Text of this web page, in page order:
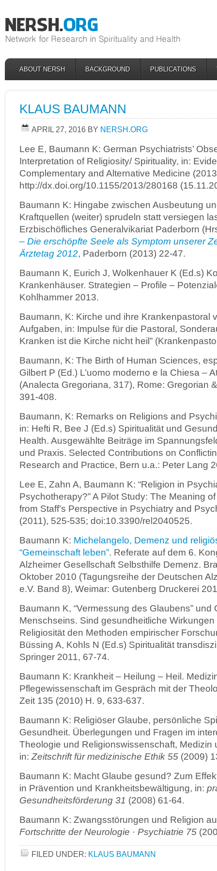
ABOUT NERSH BACKGROUND PUBLICATIONS
KLAUS BAUMANN
APRIL 27, 2016 BY NERSH.ORG
Lee E, Baumann K: German Psychiatrists’
Interpretation of Religiosity/ Spirituality, in:
Complementary and Alternative Medicine
http://dx.doi.org/10.1155/2013/280168
Baumann K: Hingabe zwischen Ausbeutung
Kraftquellen (weiter) sprudeln statt versiegen
Erzbischöfliches Generalvikariat Paderborn
– Die erschöpfte Seele als Symptom unserer
Ärztetag 2012, Paderborn (2013) 22-47.
Baumann K, Eurich J, Wolkenhauer K (Ed.s)
Krankenhäuser. Strategien – Profile –
Kohlhammer 2013.
Baumann, K: Kirche und ihre Krankenpastoral
Aufgaben, in: Impulse für die Pastoral,
Kranken ist die Kirche nicht heil”
Baumann, K: The Birth of Human Sciences,
Gilbert P (Ed.) L’uomo moderno e la Chiesa –
(Analecta Gregoriana, 317), Rome: Gregorian
391-408.
Baumann, K: Remarks on Religions and
in: Hefti R, Bee J (Ed.s) Spiritualität und
Health. Ausgewählte Beiträge im
und Praxis. Selected Contributions on
Research and Practice, Bern u.a.: Peter Lang
Lee E, Zahn A, Baumann K: “Religion in
Psychotherapy?” A Pilot Study: The Meaning
from Staff’s Perspective in Psychiatry and
(2011), 525-535; doi:10.3390/rel2040525.
Baumann K: Michelangelo, Demenz und
“Gemeinschaft leben”. Referate auf dem 6.
Alzheimer Gesellschaft Selbsthilfe Demenz.
Oktober 2010 (Tagungsreihe der Deutschen
e.V. Band 8), Weimar: Gutenberg Druckerei
Baumann K, “Vermessung des Glaubens” und
Menschseins. Sind gesundheitliche
Religiosität den Methoden empirischer
Büssing A, Kohls N (Ed.s) Spiritualität
Springer 2011, 67-74.
Baumann K: Krankheit – Heilung – Heil.
Pflegewissenschaft im Gespräch mit der
Zeit 135 (2010) H. 9, 633-637.
Baumann K: Religiöser Glaube, persönliche
Gesundheit. Überlegungen und Fragen im
Theologie und Religionswissenschaft, Medizin
in: Zeitschrift für medizinische Ethik 55 (2009)
Baumann K: Macht Glaube gesund? Zum
in Prävention und Krankheitsbewältigung, in:
Gesundheitsförderung 31 (2008) 61-64.
Baumann K: Zwangsstörungen und Religion
Fortschritte der Neurologie · Psychiatrie 75
FILED UNDER: KLAUS BAUMANN